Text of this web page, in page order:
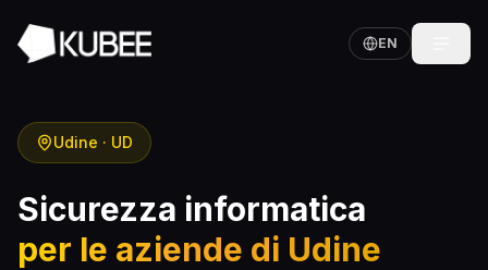
EN
Udine · UD
Sicurezza informatica
per le aziende di Udine